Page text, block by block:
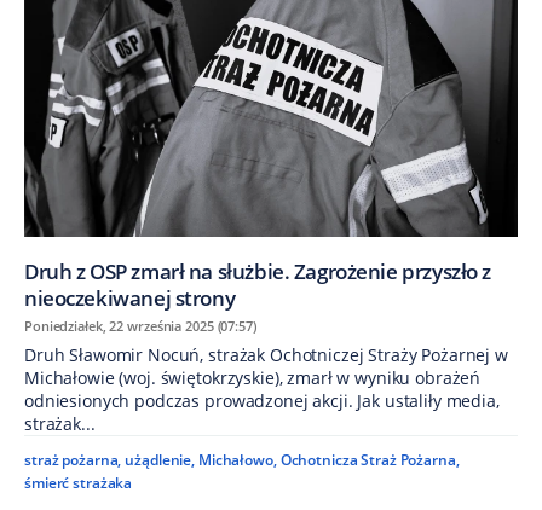
Druh z OSP zmarł na służbie. Zagrożenie przyszło z
nieoczekiwanej strony
Poniedziałek, 22 września 2025 (07:57)
Druh Sławomir Nocuń, strażak Ochotniczej Straży Pożarnej w
Michałowie (woj. świętokrzyskie), zmarł w wyniku obrażeń
odniesionych podczas prowadzonej akcji. Jak ustaliły media,
strażak...
straż pożarna, użądlenie, Michałowo,Ochotnicza Straż Pożarna,
śmierć strażaka